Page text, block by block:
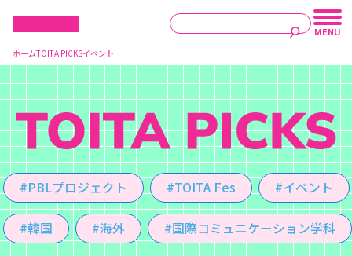
ホームTOITA PICKSイベント
#PBLプロジェクト #TOITA Fes #イベント
#韓国 #海外 #国際コミュニケーション学科